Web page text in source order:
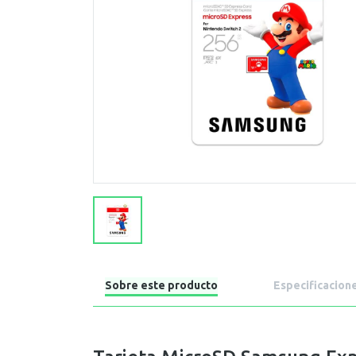
Sobre este producto